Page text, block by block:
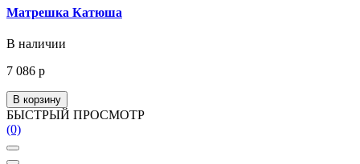
Матрешка Катюша
В наличии
7 086 р
В корзину
БЫСТРЫЙ ПРОСМОТР
(0)